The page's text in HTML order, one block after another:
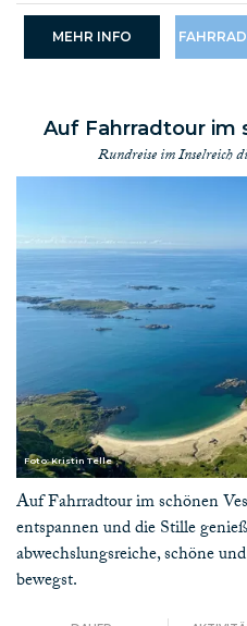
MEHR INFO
Auf Fahrradtour im
Rundreise im Inselreich
Foto: Kristin Telle
Auf Fahrradtour im schönen
entspannen und die Stille
abwechslungsreiche, schöne
bewegst.